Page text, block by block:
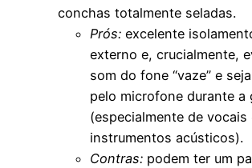
conchas totalmente seladas.
Prós: excelente
externo e, crucialmente,
som do fone “vaze” e
pelo microfone durante a
(especialmente de vocais
instrumentos acústicos).
Contras: podem ter um